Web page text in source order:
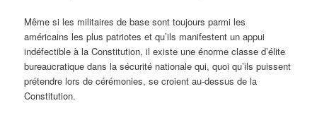
Même si les militaires de base sont toujours parmi les
américains les plus patriotes et qu’ils manifestent un appui
indéfectible à la Constitution, il existe une énorme classe d’élite
bureaucratique dans la sécurité nationale qui, quoi qu’ils puissent
prétendre lors de cérémonies, se croient au-dessus de la
Constitution.